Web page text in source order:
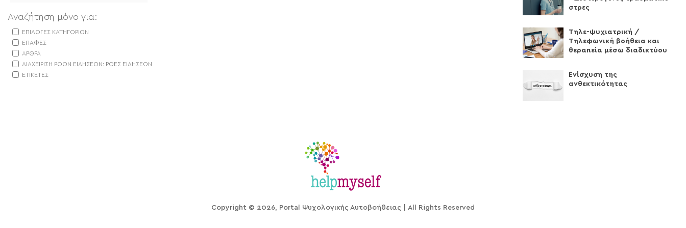
Αναζήτηση μόνο για:
ΕΠΙΛΟΓΈΣ ΚΑΤΗΓΟΡΙΏΝ
ΕΠΑΦΈΣ
ΆΡΘΡΑ
ΔΙΑΧΕΊΡΙΣΗ ΡΟΏΝ ΕΙΔΉΣΕΩΝ: ΡΟΈΣ ΕΙΔΉΣΕΩΝ
ΕΤΙΚΈΤΕΣ
στρες
Τηλε-ψυχιατρική /
Τηλεφωνική βοήθεια και
θεραπεία μέσω διαδικτύου
Ενίσχυση της
ανθεκτικότητας
Copyright © 2026, Portal Ψυχολογικής Αυτοβοήθειας | All Rights Reserved